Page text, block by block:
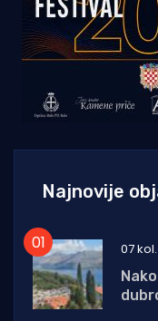
Najnovije
07